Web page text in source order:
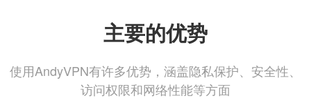
主要的优势
使用AndyVPN有许多优势，涵盖隐私保护、安全性、
访问权限和网络性能等方面